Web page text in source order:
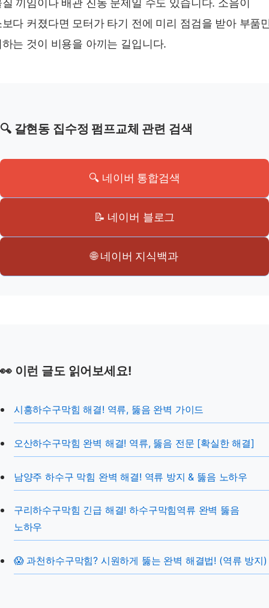
끼임이나 배관 진동 문제일 수도 있습니다. 소음이
다 커졌다면 모터가 타기 전에 미리 점검을 받아 부품
는 것이 비용을 아끼는 길입니다.
🔍 갈현동 집수정 펌프교체 관련 검색
🔍 네이버 통합검색
📝 네이버 블로그
🌐 네이버 지식백과
👀 이런 글도 읽어보세요!
시흥하수구막힘 해결! 역류, 뚫음 완벽 가이드
오산하수구막힘 완벽 해결! 역류, 뚫음 전문 [확실한 해결]
남양주 하수구 막힘 완벽 해결! 역류 방지 & 뚫음 노하우
구리하수구막힘 긴급 해결! 하수구막힘역류 완벽 뚫음
노하우
😱 과천하수구막힘? 시원하게 뚫는 완벽 해결법! (역류 방지)